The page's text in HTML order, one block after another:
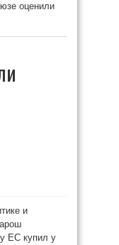
оценили
и
ЕС купил у